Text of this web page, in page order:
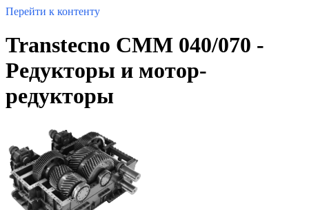
Перейти к контенту
Transtecno CMM 040/070 -
Редукторы и мотор-
редукторы